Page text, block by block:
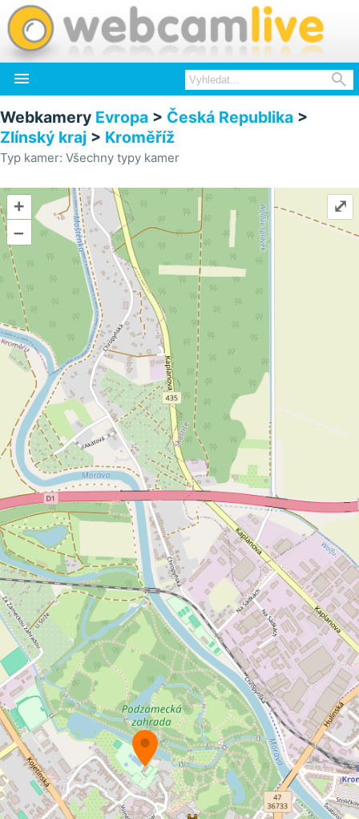
 
Webkamery Evropa > Česká Republika >
Zlínský kraj > Kroměříž
Typ kamer: Všechny typy kamer
+
–
⤢